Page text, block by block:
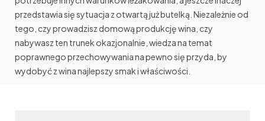
przedstawia się sytuacja z otwartą już butelką. Niezależnie od
tego, czy prowadzisz domową produkcję wina, czy
nabywasz ten trunek okazjonalnie, wiedza na temat
poprawnego przechowywania na pewno się przyda, by
wydobyć z wina najlepszy smak i właściwości.